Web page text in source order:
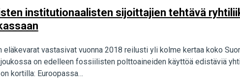
institutionaalisten sijoittajien tehtävä
eläkevarat vastasivat vuonna 2018 reilusti yli kolme kertaa koko
on edelleen fossiilisten polttoaineiden käyttöä edistäviä
kortilla: Euroopassa…